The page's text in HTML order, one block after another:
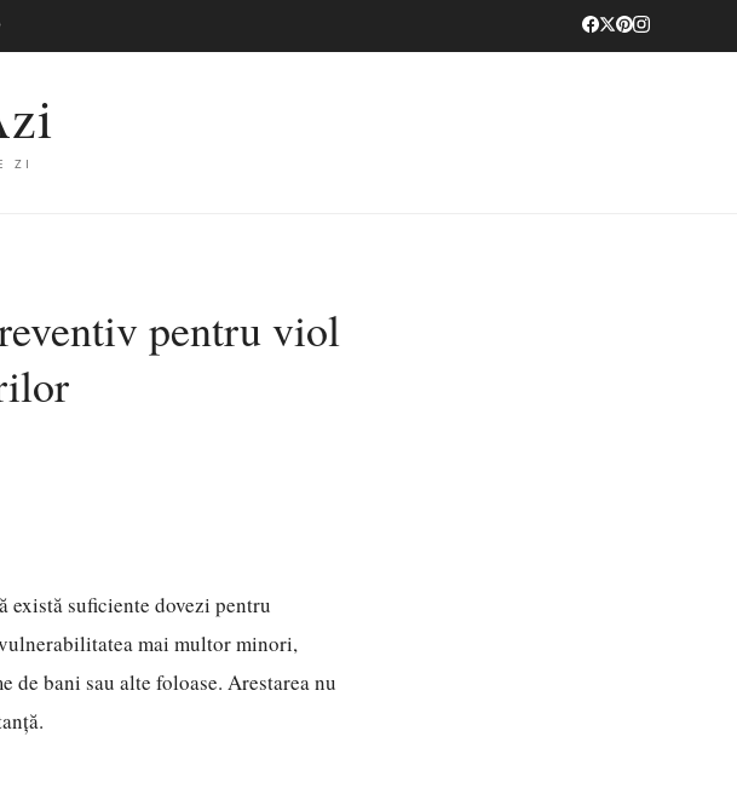
ZI
pentru viol
există suficiente dovezi pentru
mai multor minori,
bani sau alte foloase. Arestarea nu